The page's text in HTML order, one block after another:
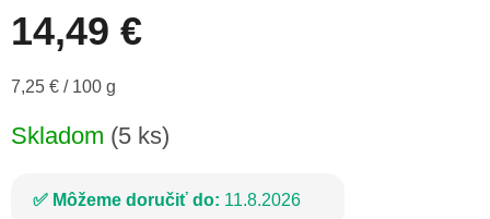
14,49 €
Jednotková
7,25 € / 100 g
Skladom (5 ks)
Môžeme doručiť do: 11.8.2026